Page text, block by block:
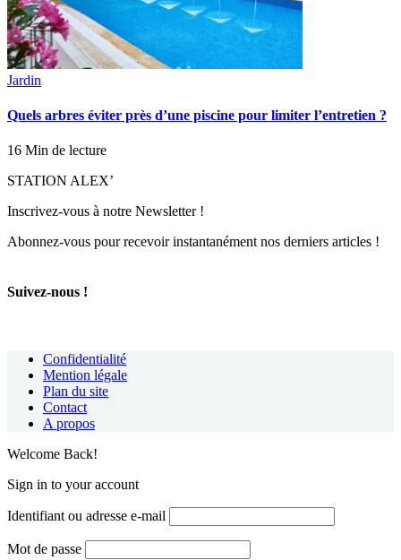
Jardin
Quels arbres éviter près d’une piscine pour limiter l’entretien ?
16 Min de lecture
STATION ALEX’
Inscrivez-vous à notre Newsletter !
Abonnez-vous pour recevoir instantanément nos derniers articles !
Suivez-nous !
Confidentialité
Mention légale
Plan du site
Contact
A propos
Welcome Back!
Sign in to your account
Identifiant ou adresse e-mail
Mot de passe